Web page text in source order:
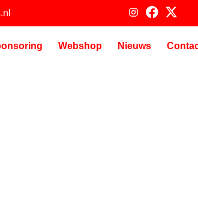
Webshop Nieuws